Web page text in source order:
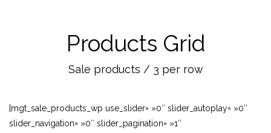
Products Grid
Sale products / 3 per row
[mgt_sale_products_wp use_slider= »0″ slider_autoplay= »0″
slider_navigation= »0″ slider_pagination= »1″